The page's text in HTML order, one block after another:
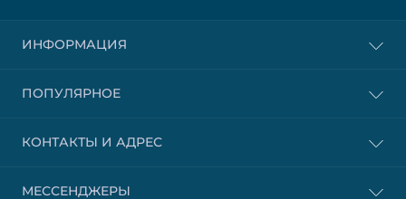
ИНФОРМАЦИЯ
ПОПУЛЯРНОЕ
КОНТАКТЫ И АДРЕС
МЕССЕНДЖЕРЫ